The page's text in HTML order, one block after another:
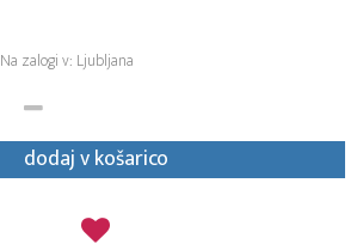
Na zalogi v: Ljubljana
dodaj v košarico